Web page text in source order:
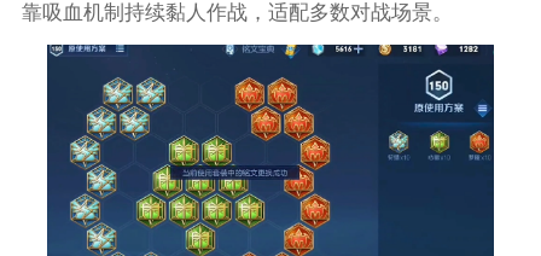
靠吸血机制持续黏人作战，适配多数对战场景。